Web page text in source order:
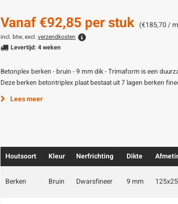
Olie en lak - voor
Vanaf€92,85 per stuk (€185,70 /
incl. btw, excl. verzendkosten
Levertijd: 4 weken
Betonplex berken - bruin - 9 mm dik - Trimaform is een
Deze berken betontriplex plaat bestaat uit 7 lagen berken
Lees meer
Houtsoort Kleur Nerfrichting Dikte
Berken Bruin Dwarsfineer 9 mm